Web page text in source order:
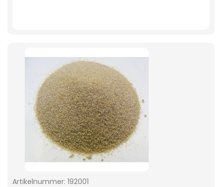
Artikelnummer: 192001